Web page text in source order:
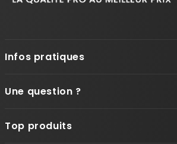
Infos pratiques
Une question ?
Top produits